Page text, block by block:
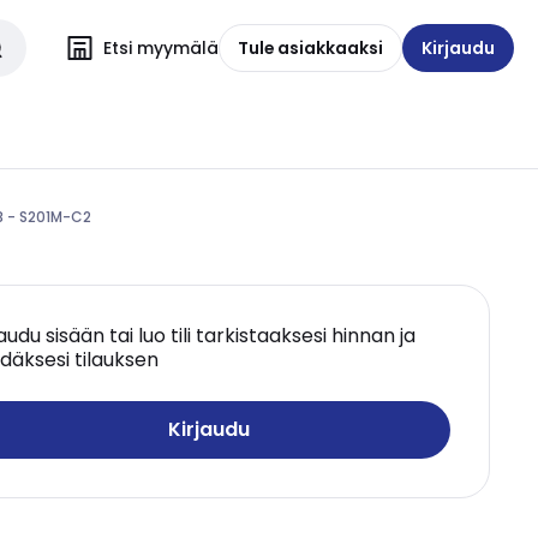
Etsi myymälä Tule asiakkaaksi Kirjaudu
- S201M-C2
sisään tai luo tili tarkistaaksesi hinnan ja
tilauksen
Kirjaudu